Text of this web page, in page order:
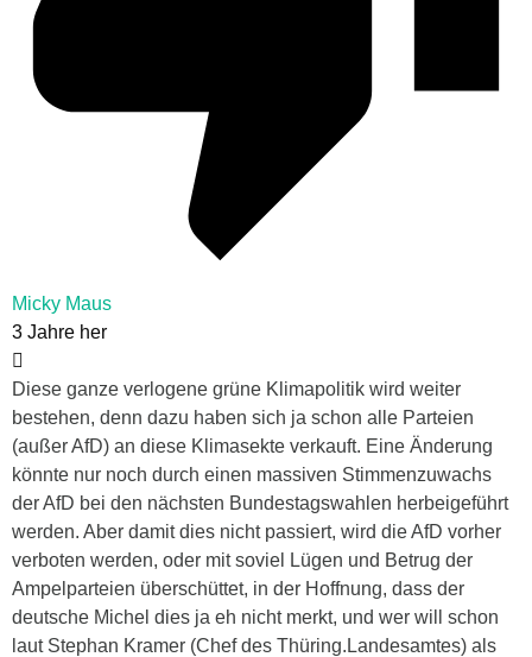
Micky Maus
3 Jahre her
Diese ganze verlogene grüne Klimapolitik wird weiter
bestehen, denn dazu haben sich ja schon alle Parteien
(außer AfD) an diese Klimasekte verkauft. Eine Änderung
könnte nur noch durch einen massiven Stimmenzuwachs
der AfD bei den nächsten Bundestagswahlen herbeigeführt
werden. Aber damit dies nicht passiert, wird die AfD vorher
verboten werden, oder mit soviel Lügen und Betrug der
Ampelparteien überschüttet, in der Hoffnung, dass der
deutsche Michel dies ja eh nicht merkt, und wer will schon
laut Stephan Kramer (Chef des Thüring.Landesamtes) als